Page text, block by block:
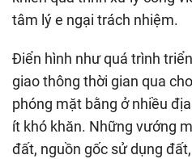
tâm lý e ngại trách nhiệm.
Điển hình như quá trình
giao thông thời gian qua
phóng mặt bằng ở nhiều
ít khó khăn. Những vướng
đất, nguồn gốc sử dụng